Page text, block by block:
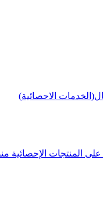
الاحصائية)
المنتجات الإحصائية